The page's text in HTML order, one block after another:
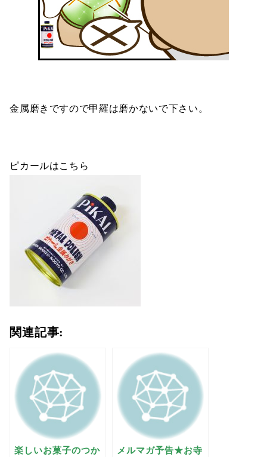
金属磨きですので甲羅は磨かないで下さい。
ピカールはこちら
関連記事:
楽しいお菓子のつか
メルマガ予告★お寺